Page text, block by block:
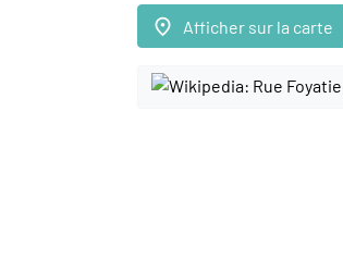
place Afficher sur la carte